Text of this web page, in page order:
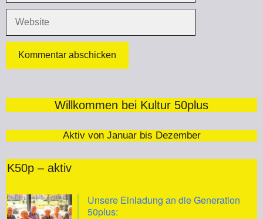
Adresse
Willkommen bei Kultur 50plus
Aktiv von Januar bis Dezember
K50p – aktiv
Unsere Einladung an die Generation
50plus: